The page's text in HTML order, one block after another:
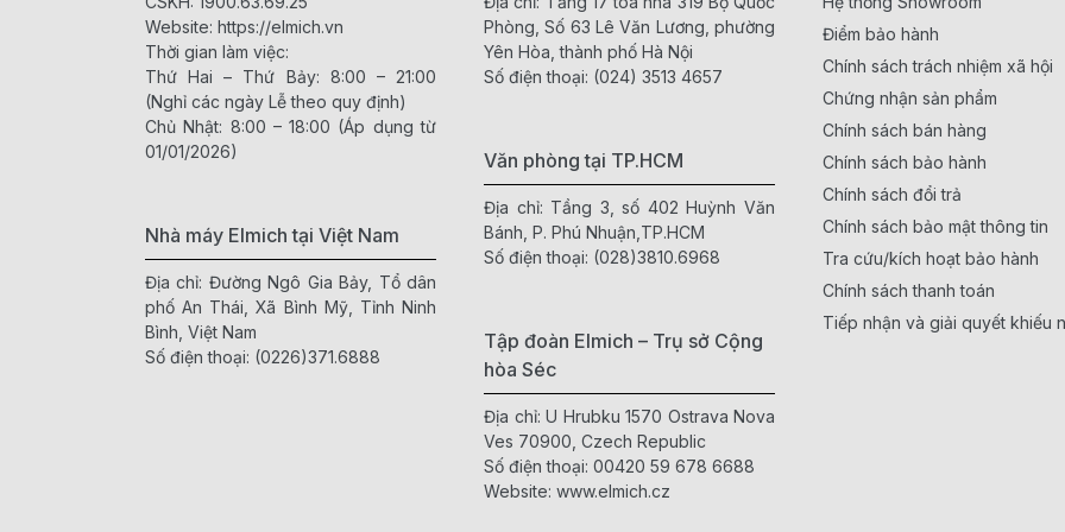
Website: https://elmich.vn
Thời gian làm việc:
Thứ Hai – Thứ Bảy: 8:00 – 21:00
(Nghỉ các ngày Lễ theo quy định)
Chủ Nhật: 8:00 – 18:00 (Áp dụng từ
01/01/2026)
Nhà máy Elmich tại Việt Nam
Địa chỉ: Đường Ngô Gia Bảy, Tổ dân
phố An Thái, Xã Bình Mỹ, Tỉnh Ninh
Bình, Việt Nam
Số điện thoại: (0226)371.6888
Phòng, Số 63 Lê Văn Lương, phường
Yên Hòa, thành phố Hà Nội
Số điện thoại: (024) 3513 4657
Văn phòng tại TP.HCM
Địa chỉ: Tầng 3, số 402 Huỳnh Văn
Bánh, P. Phú Nhuận,TP.HCM
Số điện thoại: (028)3810.6968
Tập đoàn Elmich – Trụ sở Cộng
hòa Séc
Địa chỉ: U Hrubku 1570 Ostrava Nova
Ves 70900, Czech Republic
Số điện thoại: 00420 59 678 6688
Website: www.elmich.cz
Điểm bảo hành
Chính sách trách nhiệm xã hội
Chứng nhận sản phẩm
Chính sách bán hàng
Chính sách bảo hành
Chính sách đổi trả
Chính sách bảo mật thông tin
Tra cứu/kích hoạt bảo hành
Chính sách thanh toán
Tiếp nhận và giải quyết khiếu